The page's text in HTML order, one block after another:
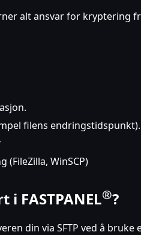
alt ansvar for kryptering
filens endringstidspunkt).
WinSCP)
i FASTPANEL®?
din via SFTP ved å